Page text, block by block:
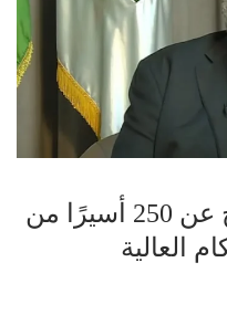
حمدان: إسرائيل ستفرج عن 250 أسيرًا من
العالية